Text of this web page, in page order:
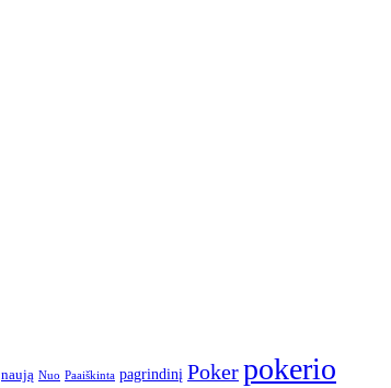
naują Nuo Paaiškinta pagrindinį Pokerpokerio